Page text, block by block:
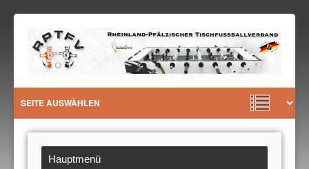
Hauptmenü